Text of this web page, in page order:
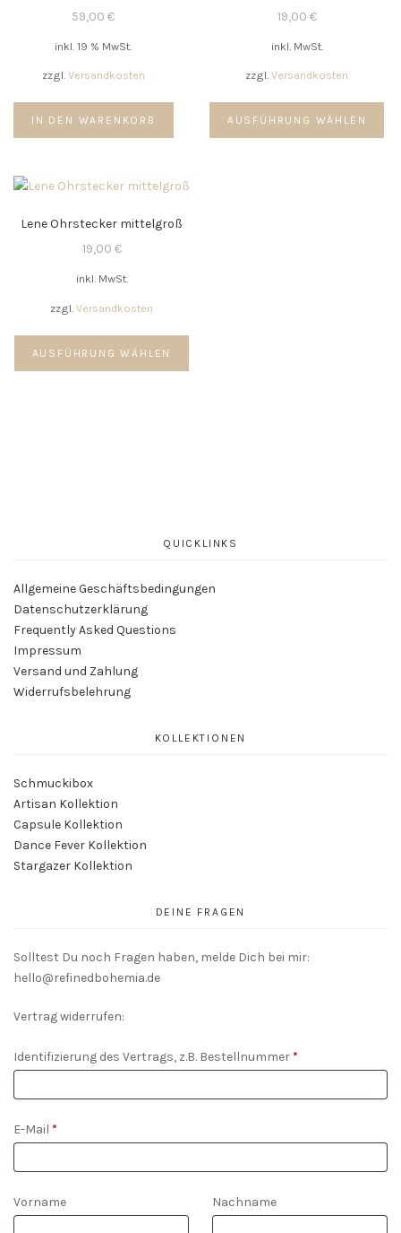
59,00€
inkl. 19 % MwSt.
zzgl. Versandkosten
IN DEN WARENKORB
19,00 €
inkl. MwSt.
zzgl.Versandkosten
AUSFÜHRUNG WÄHLEN
Lene Ohrstecker mittelgroß
19,00 €
inkl. MwSt.
zzgl. Versandkosten
AUSFÜHRUNG WÄHLEN
Dieses
weist
der
gewählt
QUICKLINKS
Allgemeine Geschäftsbedingungen
Datenschutzerklärung
Frequently Asked Questions
Impressum
Versand und Zahlung
Widerrufsbelehrung
KOLLEKTIONEN
Schmuckibox
Artisan Kollektion
Capsule Kollektion
Dance Fever Kollektion
Stargazer Kollektion
DEINE FRAGEN
Solltest Du noch Fragen haben, melde Dich bei mir:
hello@refinedbohemia.de
Vertrag widerrufen:
Identifizierung des Vertrags, z.B. Bestellnummer*
E-Mail *
E-
Vorname Nachname